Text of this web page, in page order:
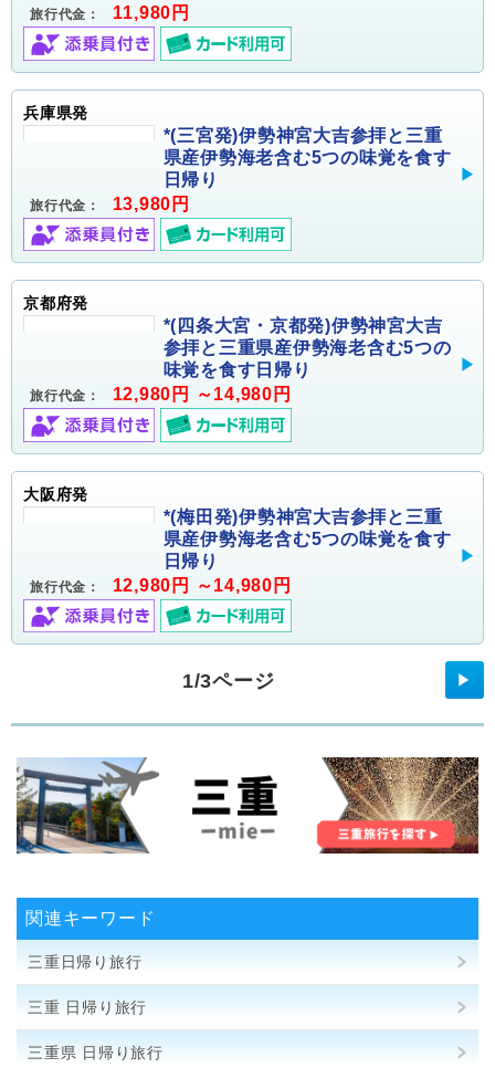
旅行代金： 11,980円
兵庫県発
*(三宮発)伊勢神宮大吉参拝と三重
県産伊勢海老含む5つの味覚を食す
日帰り
旅行代金： 13,980円
京都府発
*(四条大宮・京都発)伊勢神宮大吉
参拝と三重県産伊勢海老含む5つの
味覚を食す日帰り
旅行代金： 12,980円 ～14,980円
大阪府発
*(梅田発)伊勢神宮大吉参拝と三重
県産伊勢海老含む5つの味覚を食す
日帰り
旅行代金： 12,980円 ～14,980円
1/3ページ ▶
関連キーワード
三重日帰り旅行
三重 日帰り旅行
三重県 日帰り旅行